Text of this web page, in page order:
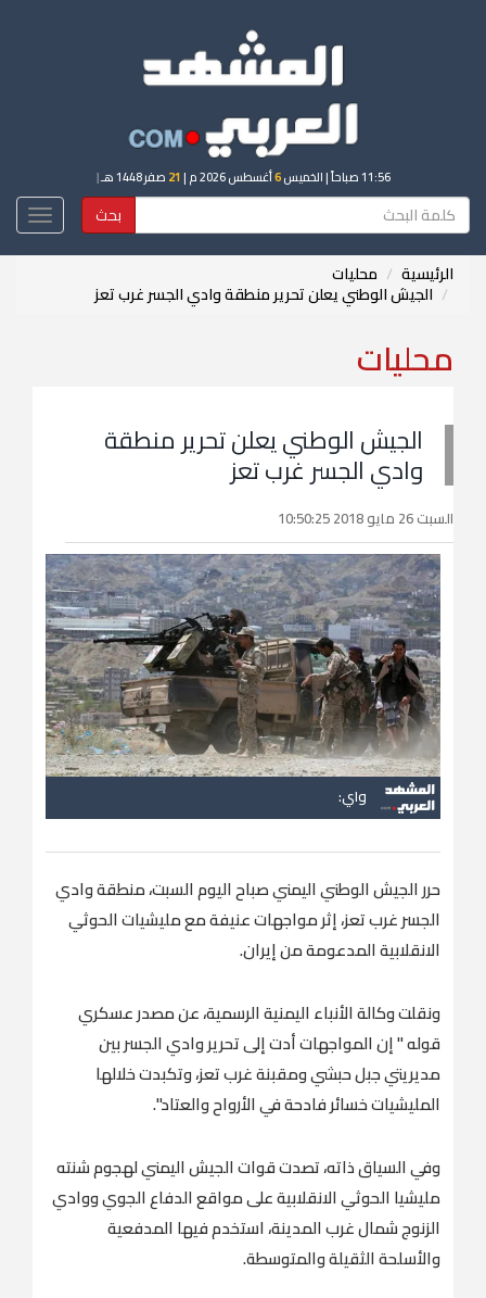
11:56 صباحاً | الخميس6أغسطس 2026 م | 21 صفر 1448 هـ |
بحث
الرئيسية محليات
الجيش الوطني يعلن تحرير منطقة وادي الجسر غرب تعز
محليات
الجيش الوطني يعلن تحرير منطقة
وادي الجسر غرب تعز
السبت 26 مايو 2018 10:50:25
واي:
حرر الجيش الوطني اليمني صباح اليوم السبت، منطقة وادي
الجسر غرب تعز، إثر مواجهات عنيفة مع مليشيات الحوثي
الانقلابية المدعومة من إيران.
ونقلت وكالة الأنباء اليمنية الرسمية، عن مصدر عسكري
قوله " إن المواجهات أدت إلى تحرير وادي الجسر بين
مديريتي جبل حبشي ومقبنة غرب تعز، وتكبدت خلالها
المليشيات خسائر فادحة في الأرواح والعتاد".
وفي السياق ذاته، تصدت قوات الجيش اليمني لهجوم شنته
مليشيا الحوثي الانقلابية على مواقع الدفاع الجوي ووادي
الزنوج شمال غرب المدينة، استخدم فيها المدفعية
والأسلحة الثقيلة والمتوسطة.